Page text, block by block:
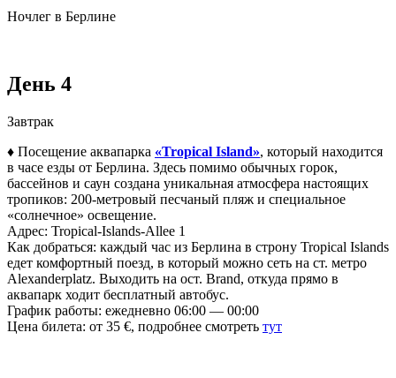
Ночлег в Берлине
День 4
Завтрак
♦ Посещение аквапарка «Tropical Island», который находится
в часе езды от Берлина. Здесь помимо обычных горок,
бассейнов и саун создана уникальная атмосфера настоящих
тропиков: 200-метровый песчаный пляж и специальное
«солнечное» освещение.
Адрес: Tropical-Islands-Allee 1
Как добраться: каждый час из Берлина в строну Tropical Islands
едет комфортный поезд, в который можно сеть на ст. метро
Alexanderplatz. Выходить на ост. Вrand, откуда прямо в
аквапарк ходит бесплатный автобус.
График работы: ежедневно 06:00 — 00:00
Цена билета: от 35 €, подробнее смотреть тут